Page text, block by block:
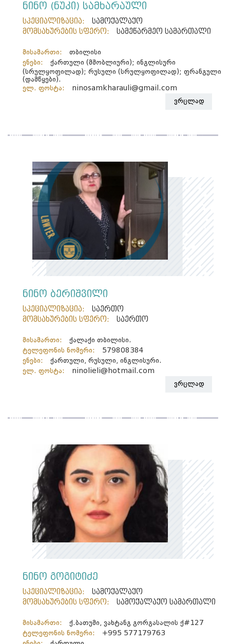
ნინო (ნუკი) სამხარაული
სპეციალიზაცია:
სამოქალაქო
მომსახურების სფერო:
სამეწარმეო სამართალი
მისამართი:
თბილისი
ენები:
ქართული (მშობლიური); ინგლისური
(სრულყოფილად); რუსული (სრულყოფილად); ფრანგული
(დამწყები).
ელ. ფოსტა:
ninosamkharauli@gmail.com
ვრცლად
ნინო ბერიშვილი
სპეციალიზაცია:
საერთო
მომსახურების სფერო:
საერთო
მისამართი:
ქალაქი თბილისი.
ტელეფონის ნომერი:
579808384
ენები:
ქართული, რუსული, ინგლისური.
ელ. ფოსტა:
ninolieli@hotmail.com
ვრცლად
ნინო გოგიტიძე
სპეციალიზაცია:
სამოქალაქო
მომსახურების სფერო:
სამოქალაქო სამართალი
მისამართი:
ქ.ბათუმი, ვახტანგ გორგასალის ქ#127
ტელეფონის ნომერი:
+995 577179763